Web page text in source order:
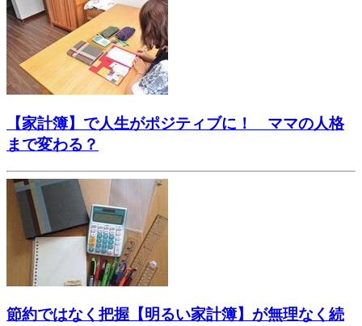
【家計簿】で人生がポジティブに！ ママの人格
まで変わる？
節約ではなく把握【明るい家計簿】が無理なく続